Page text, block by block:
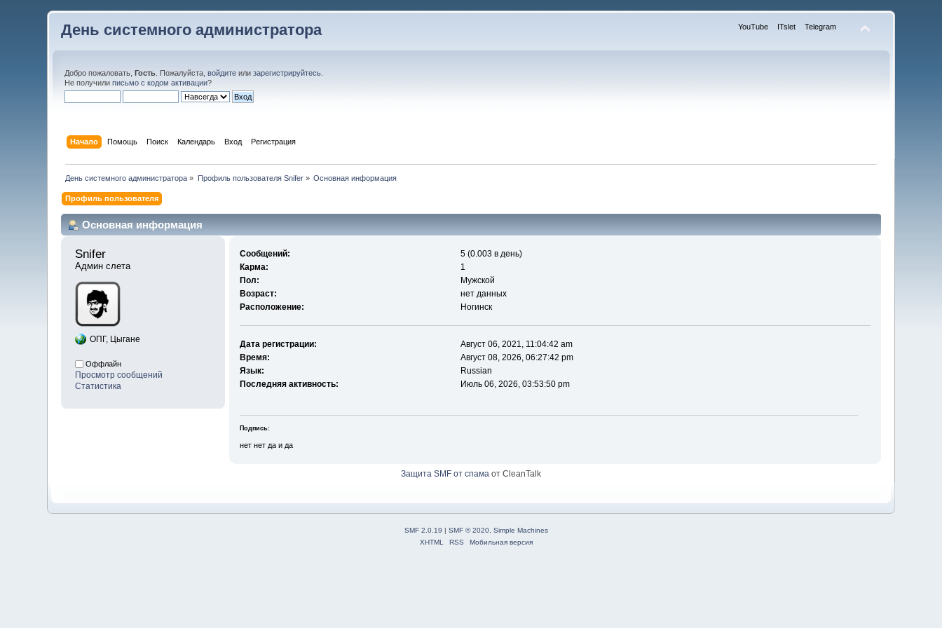
День системного администратора YouTube ITslet Telegram
Добро пожаловать,Гость . Пожалуйста,войдите илизарегистрируйтесь
Не получилиписьмо с кодом активации?
Начало Помощь Поиск Календарь Вход Регистрация
День системного администратора » Профиль пользователя Snifer» Основная информация
Профиль пользователя
Основная информация
Snifer
Админ слета
ОПГ, Цыгане
Оффлайн
Просмотр сообщений
Статистика
Сообщений:
5 (0.003 в день)
Карма:
1
Пол:
Мужской
Возраст:
нет данных
Расположение:
Ногинск
Дата регистрации:
Август 06, 2021, 11:04:42 am
Время:
Август 08, 2026, 06:27:42 pm
Язык:
Russian
Последняя активность:
Июль 06, 2026, 03:53:50 pm
Подпись:
нет нет да и да
Защита SMF от спама от CleanTalk
SMF 2.0.19 | SMF © 2020 Simple Machines
XHTML
RSS Мобильная версия